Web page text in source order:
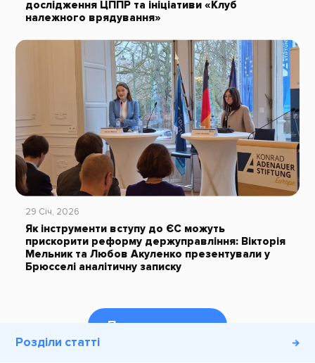
Розділи статті
дослідження ЦППР та ініціативи «Клуб
належного врядування»
29 Січ, 2026
Як інструменти вступу до ЄС можуть
прискорити реформу держуправління: Вікторія
Мельник та Любов Акуленко презентували у
Брюсселі аналітичну записку
Переглянути все